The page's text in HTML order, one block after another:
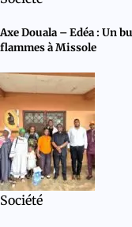
Axe Douala – Edéa : Un
flammes à Missole
Société